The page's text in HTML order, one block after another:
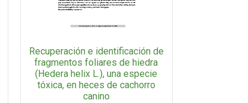
Recuperación e identificación de
fragmentos foliares de hiedra
(Hedera helix L.), una especie
tóxica, en heces de cachorro
canino